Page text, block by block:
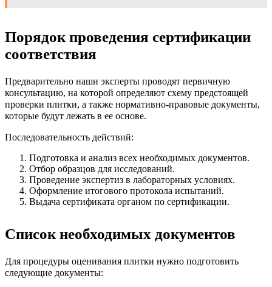
Порядок проведения сертификации
соответствия
Предварительно наши эксперты проводят первичную
консультацию, на которой определяют схему предстоящей
проверки плитки, а также нормативно-правовые документы,
которые будут лежать в ее основе.
Последовательность действий:
Подготовка и анализ всех необходимых документов.
Отбор образцов для исследований.
Проведение экспертиз в лабораторных условиях.
Оформление итогового протокола испытаний.
Выдача сертификата органом по сертификации.
Список необходимых документов
Для процедуры оценивания плитки нужно подготовить
следующие документы: